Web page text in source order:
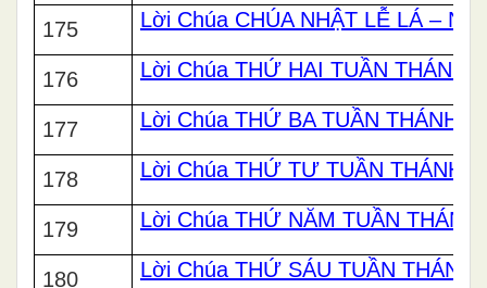
175 Lời Chúa CHÚA NHẬT LỄ LÁ –
176 Lời Chúa THỨ HAI TUẦN THÁNH
177 Lời Chúa THỨ BA TUẦN THÁNH
178 Lời Chúa THỨ TƯ TUẦN THÁNH
179 Lời Chúa THỨ NĂM TUẦN THÁNH
180 Lời Chúa THỨ SÁU TUẦN THÁNH